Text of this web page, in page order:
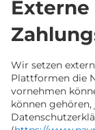
Externe
Wir setzen
Plattformen die
vornehmen
können